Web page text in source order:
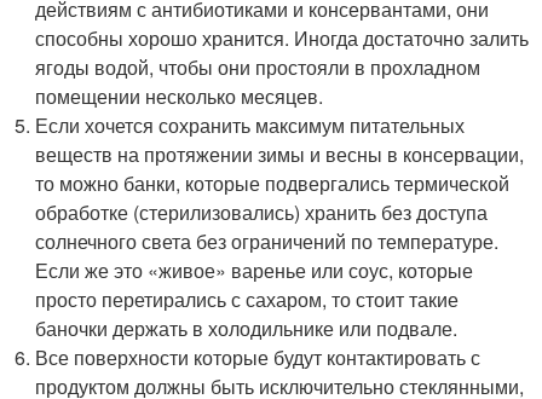
действиям с антибиотиками и консервантами, они
способны хорошо хранится. Иногда достаточно залить
ягоды водой, чтобы они простояли в прохладном
помещении несколько месяцев.
Если хочется сохранить максимум питательных
веществ на протяжении зимы и весны в консервации,
то можно банки, которые подвергались термической
обработке (стерилизовались) хранить без доступа
солнечного света без ограничений по температуре.
Если же это «живое» варенье или соус, которые
просто перетирались с сахаром, то стоит такие
баночки держать в холодильнике или подвале.
Все поверхности которые будут контактировать с
продуктом должны быть исключительно стеклянными,